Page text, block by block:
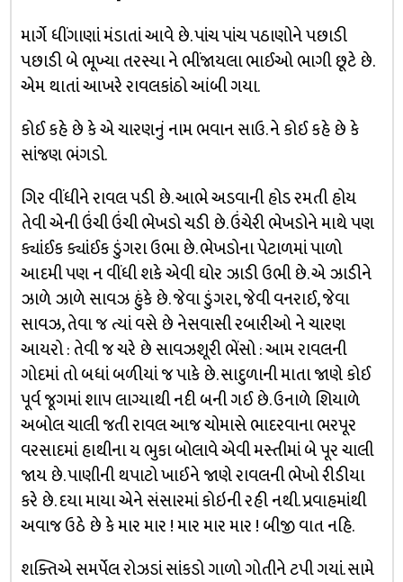
માર્ગે ધીંગાણાં મંડાતાં આવે છે. પાંચ પાંચ પઠાણોને પછાડી
પછાડી બે ભૂખ્યા તરસ્યા ને ભીંજાયલા ભાઈઓ ભાગી છૂટે છે.
એમ થાતાં આખરે રાવલકાંઠો આંબી ગયા.
કોઈ કહે છે કે એ ચારણનું નામ ભવાન સાઉ. ને કોઈ કહે છે કે
સાંજણ ભંગડો.
ગિર વીંધીને રાવલ પડી છે. આભે અડવાની હોડ રમતી હોય
તેવી એની ઉંચી ઉંચી ભેખડો ચડી છે. ઉંચેરી ભેખડોને માથે પણ
ક્યાંઈક ક્યાંઈક ડુંગરા ઉભા છે. ભેખડોના પેટાળમાં પાળો
આદમી પણ ન વીંધી શકે એવી ઘોર ઝાડી ઉભી છે. એ ઝાડીને
ઝાળે ઝાળે સાવઝ હુંકે છે. જેવા ડુંગરા, જેવી વનરાઈ, જેવા
સાવઝ, તેવા જ ત્યાં વસે છે નેસવાસી રબારીઓ ને ચારણ
આયરો : તેવી જ ચરે છે સાવઝશૂરી ભેંસો : આમ રાવલની
ગોદમાં તો બધાં બળીયાં જ પાકે છે. સાદુળાની માતા જાણે કોઈ
પૂર્વ જૂગમાં શા૫ લાગ્યાથી નદી બની ગઈ છે. ઉનાળે શિયાળે
અબોલ ચાલી જતી રાવલ આજ ચોમાસે ભાદરવાના ભરપૂર
વરસાદમાં હાથીના ય ભુકા બોલાવે એવી મસ્તીમાં બે પૂર ચાલી
જાય છે. પાણીની થપાટો ખાઈને જાણે રાવલની ભેખો રીડીયા
કરે છે. દયા માયા એને સંસારમાં કોઇની રહી નથી. પ્રવાહમાંથી
અવાજ ઉઠે છે કે માર માર ! માર માર માર ! બીજી વાત નહિ.
શક્તિએ સમર્પેલ રોઝડાં સાંકડો ગાળો ગોતીને ટપી ગયાં. સામે